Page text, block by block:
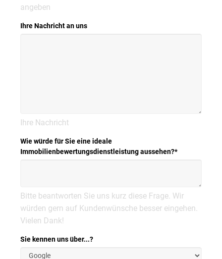
angeben
Ihre Nachricht an uns
Ihre Nachricht
Wie würde für Sie eine ideale
Immobilienbewertungsdienstleistung aussehen?*
Bitte beantworten Sie uns kurz diese Frage. Wir
würden gern auf Kundenwünsche besser eingehen.
Vielen Dank!
Sie kennen uns über...?